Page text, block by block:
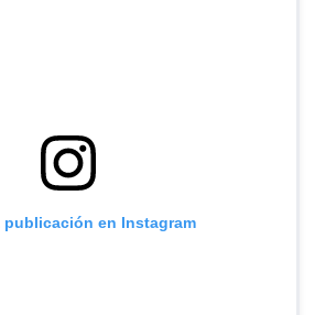
publicación en Instagram